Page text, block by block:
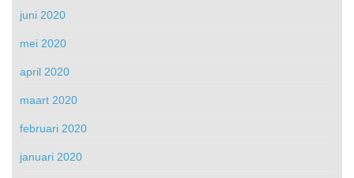
juni 2020
mei 2020
april 2020
maart 2020
februari 2020
januari 2020